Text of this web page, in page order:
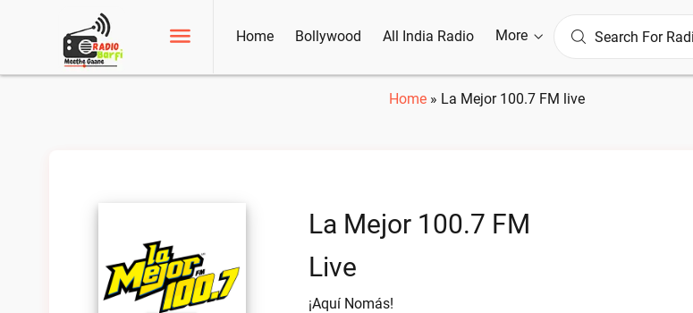
Home Bollywood All India Radio More
Home» La Mejor 100.7 FM live
La Mejor 100.7 FM
Live
¡Aquí Nomás!